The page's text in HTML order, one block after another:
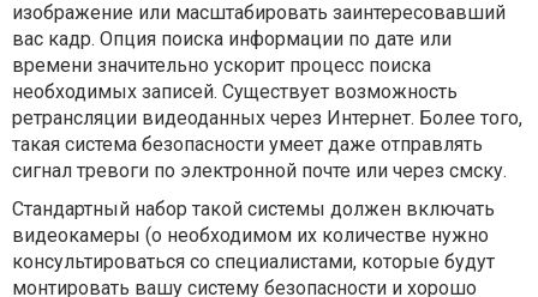
изображение или масштабировать заинтересовавший
вас кадр. Опция поиска информации по дате или
времени значительно ускорит процесс поиска
необходимых записей. Существует возможность
ретрансляции видеоданных через Интернет. Более того,
такая система безопасности умеет даже отправлять
сигнал тревоги по электронной почте или через смску.
Стандартный набор такой системы должен включать
видеокамеры (о необходимом их количестве нужно
консультироваться со специалистами, которые будут
монтировать вашу систему безопасности и хорошо